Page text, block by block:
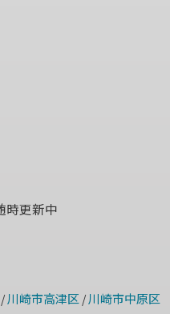
更新中
川崎市高津区/川崎市中原区